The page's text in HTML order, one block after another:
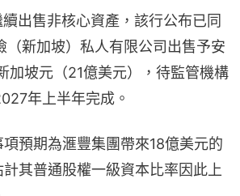
出售非核心資產，該行公布已同
（新加坡）私人有限公司出售予安
加坡元（21億美元），待監管機構
年上半年完成。
預期為滙豐集團帶來18億美元的
其普通股權一級資本比率因此上